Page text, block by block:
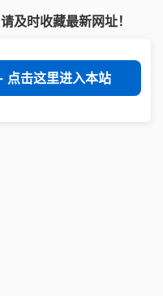
及时收藏最新网址！
点击这里进入本站